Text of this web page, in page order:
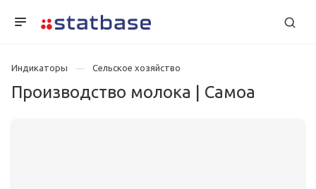
Индикаторы Сельское хозяйство
Производство молока | Самоа